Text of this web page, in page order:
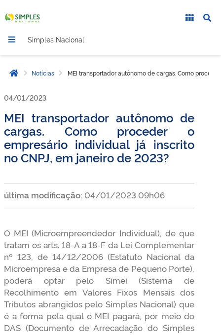
Simples Nacional
Página inicial
Notícias MEI transportador autônomo de cargas. Como
04/01/2023
MEI transportador autônomo de
cargas. Como proceder o
empresário individual já inscrito
no CNPJ, em janeiro de 2023?
última modificação: 04/01/2023 09h06
O MEI (Microempreendedor Individual), de que
tratam os arts. 18-A a 18-F da Lei Complementar
nº 123, de 14/12/2006 (Estatuto Nacional da
Microempresa e da Empresa de Pequeno Porte),
poderá optar pelo Simei (Sistema de
Recolhimento em Valores Fixos Mensais dos
Tributos abrangidos pelo Simples Nacional) que
é a forma pela qual o MEI pagará, por meio do
DAS (Documento de Arrecadação do Simples